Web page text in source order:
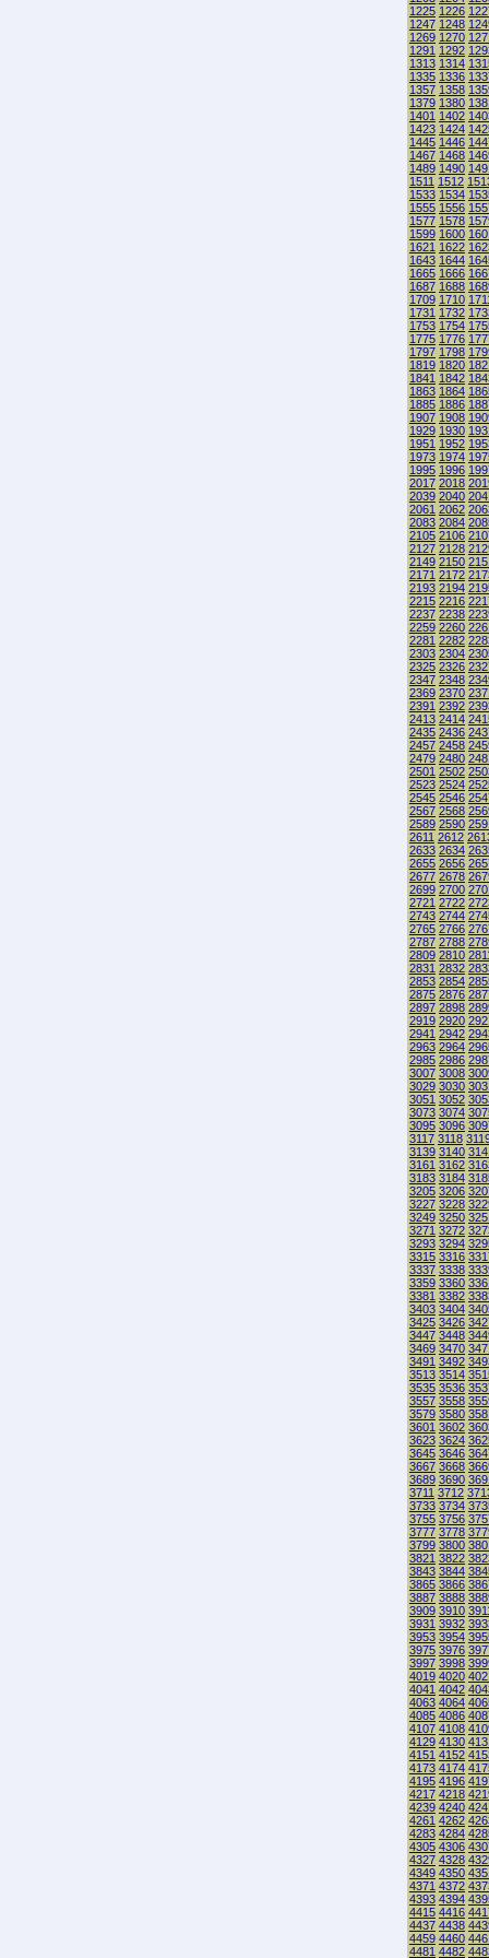
1225 1226
1247 1248
1269 1270
1291 1292
1313 1314
1335 1336
1357 1358
1379 1380
1401 1402
1423 1424
1445 1446
1467 1468
1489 1490
1511 1512
1533 1534
1555 1556
1577 1578
1599 1600
1621 1622
1643 1644
1665 1666
1687 1688
1709 1710
1731 1732
1753 1754
1775 1776
1797 1798
1819 1820
1841 1842
1863 1864
1885 1886
1907 1908
1929 1930
1951 1952
1973 1974
1995 1996
2017 2018
2039 2040
2061 2062
2083 2084
2105 2106
2127 2128
2149 2150
2171 2172
2193 2194
2215 2216
2237 2238
2259 2260
2281 2282
2303 2304
2325 2326
2347 2348
2369 2370
2391 2392
2413 2414
2435 2436
2457 2458
2479 2480
2501 2502
2523 2524
2545 2546
2567 2568
2589 2590
2611 2612
2633 2634
2655 2656
2677 2678
2699 2700
2721 2722
2743 2744
2765 2766
2787 2788
2809 2810
2831 2832
2853 2854
2875 2876
2897 2898
2919 2920
2941 2942
2963 2964
2985 2986
3007 3008
3029 3030
3051 3052
3073 3074
3095 3096
3117 3118
3139 3140
3161 3162
3183 3184
3205 3206
3227 3228
3249 3250
3271 3272
3293 3294
3315 3316
3337 3338
3359 3360
3381 3382
3403 3404
3425 3426
3447 3448
3469 3470
3491 3492
3513 3514
3535 3536
3557 3558
3579 3580
3601 3602
3623 3624
3645 3646
3667 3668
3689 3690
3711 3712
3733 3734
3755 3756
3777 3778
3799 3800
3821 3822
3843 3844
3865 3866
3887 3888
3909 3910
3931 3932
3953 3954
3975 3976
3997 3998
4019 4020
4041 4042
4063 4064
4085 4086
4107 4108
4129 4130
4151 4152
4173 4174
4195 4196
4217 4218
4239 4240
4261 4262
4283 4284
4305 4306
4327 4328
4349 4350
4371 4372
4393 4394
4415 4416
4437 4438
4459 4460
4481 4482